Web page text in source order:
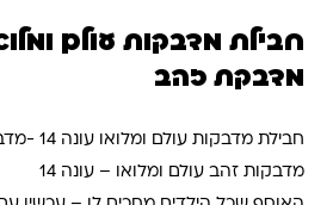
מדבקת זהב
חבילת מדבקות עולם ומלואו עונה 14 -מדבקת זהב
מדבקות זהב עולם ומלואו – עונה 14